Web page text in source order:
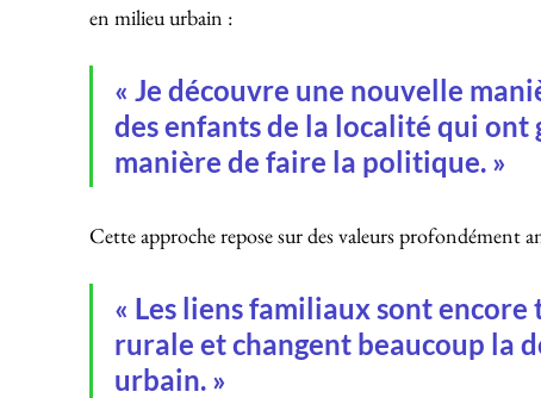
en milieu urbain :
« Je découvre une nouvelle
des enfants de la localité qui ont
manière de faire la politique. »
Cette approche repose sur des valeurs profondément
« Les liens familiaux sont
rurale et changent beaucoup la
urbain. »